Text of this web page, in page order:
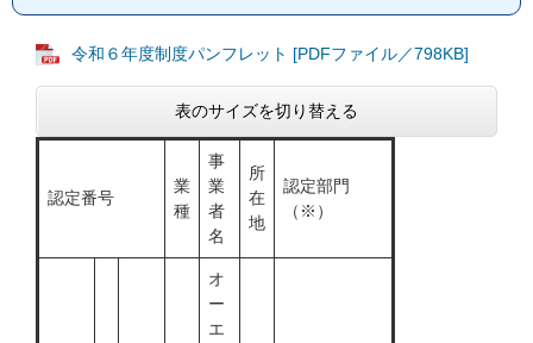
令和６年度制度パンフレット [PDFファイル／798KB]
表のサイズを切り替える
認定番号
業
種
事
業
者
名
所
在
地
認定部門
（※）
オ
ー
エ